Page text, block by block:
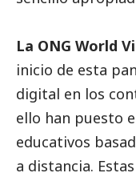
La ONG World
inicio de esta
digital en los
ello han puesto
educativos
a distancia.